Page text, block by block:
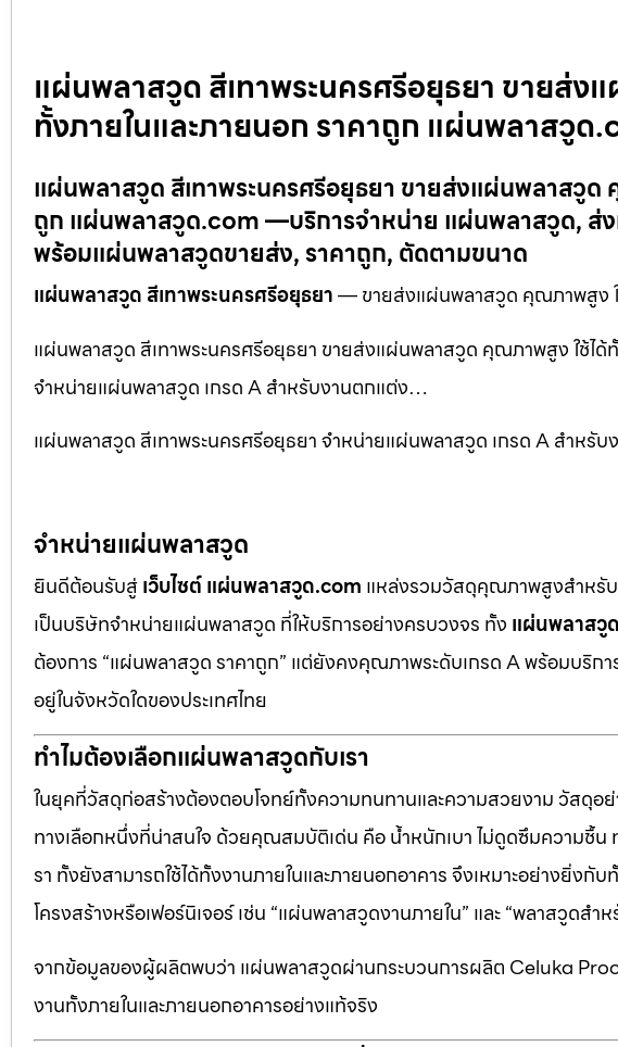
แผ่นพลาสวูด สีเทาพระนครศรีอยุธยา ขายส่ง
ทั้งภายในและภายนอก ราคาถูก แผ่นพลาสวูด
แผ่นพลาสวูด สีเทาพระนครศรีอยุธยา ขายส่งแผ่นพลาสวูด
ถูก แผ่นพลาสวูด.com —บริการจำหน่าย แผ่นพลาสวูด, ส่
พร้อมแผ่นพลาสวูดขายส่ง, ราคาถูก, ตัดตามขนาด
แผ่นพลาสวูด สีเทาพระนครศรีอยุธยา— ขายส่งแผ่นพลาสวูด คุณภาพสูง
แผ่นพลาสวูด สีเทาพระนครศรีอยุธยา ขายส่งแผ่นพลาสวูด คุณภาพสูง ใช้ไ
จำหน่ายแผ่นพลาสวูด เกรด A สำหรับงานตกแต่ง…
แผ่นพลาสวูด สีเทาพระนครศรีอยุธยา จำหน่ายแผ่นพลาสวูด เกรด A สำหรับ
จำหน่ายแผ่นพลาสวูด
ยินดีต้อนรับสู่เว็บไซต์ แผ่นพลาสวูด.com แหล่งรวมวัสดุคุณภาพสูงสำหรับ
เป็นบริษัทจำหน่ายแผ่นพลาสวูด ที่ให้บริการอย่างครบวงจร ทั้ง แผ่นพลาสวู
ต้องการ “แผ่นพลาสวูด ราคาถูก” แต่ยังคงคุณภาพระดับเกรด A พร้อมบริ
อยู่ในจังหวัดใดของประเทศไทย
ทำไมต้องเลือกแผ่นพลาสวูดกับเรา
ในยุคที่วัสดุก่อสร้างต้องตอบโจทย์ทั้งความทนทานและความสวยงาม วัสดุอ
ทางเลือกหนึ่งที่น่าสนใจ ด้วยคุณสมบัติเด่น คือ น้ำหนักเบา ไม่ดูดซึมความชื้น
รา ทั้งยังสามารถใช้ได้ทั้งงานภายในและภายนอกอาคาร จึงเหมาะอย่างยิ่ง
โครงสร้างหรือเฟอร์นิเจอร์ เช่น “แผ่นพลาสวูดงานภายใน” และ “พลาสวูดสำ
จากข้อมูลของผู้ผลิตพบว่า แผ่นพลาสวูดผ่านกระบวนการผลิต Celuka
งานทั้งภายในและภายนอกอาคารอย่างแท้จริง